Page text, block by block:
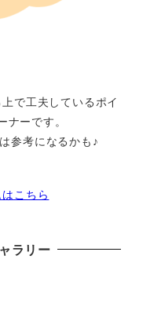
で工夫しているポイ
ナーです。
参考になるかも♪
こちら
ラリー